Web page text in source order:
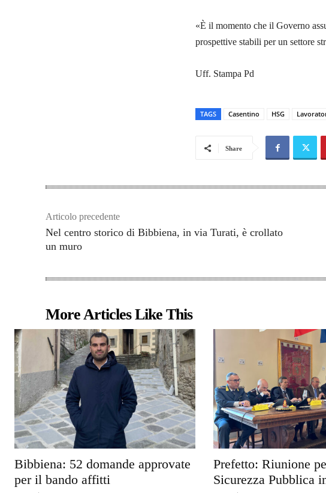
«È il momento che il Governo
prospettive stabili per un settore
Uff. Stampa Pd
TAGS Casentino HSG
Share
Articolo precedente
Nel centro storico di Bibbiena, in via Turati, è crollato
un muro
More Articles Like This
Bibbiena: 52 domande approvate
per il bando affitti
Prefetto: Riunione
Sicurezza Pubblica